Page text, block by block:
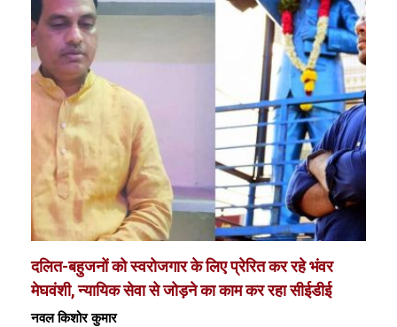
दलित-बहुजनों को स्वरोजगार के लिए प्रेरित कर रहे भंवर
मेघवंशी, न्यायिक सेवा से जोड़ने का काम कर रहा सीईडीई
नवल किशोर कुमार